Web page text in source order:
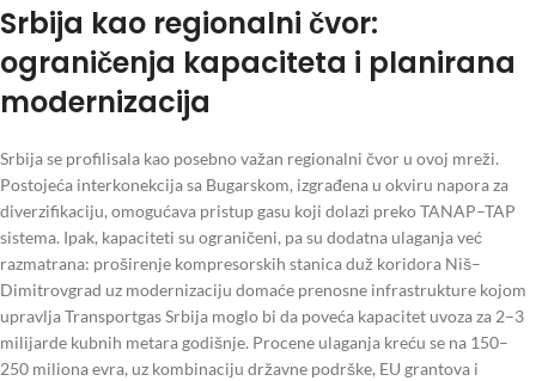
Srbija kao regionalni čvor:
ograničenja kapaciteta i planirana
modernizacija
Srbija se profilisala kao posebno važan regionalni čvor u ovoj mreži.
Postojeća interkonekcija sa Bugarskom, izgrađena u okviru napora za
diverzifikaciju, omogućava pristup gasu koji dolazi preko TANAP–TAP
sistema. Ipak, kapaciteti su ograničeni, pa su dodatna ulaganja već
razmatrana: proširenje kompresorskih stanica duž koridora Niš–
Dimitrovgrad uz modernizaciju domaće prenosne infrastrukture kojom
upravlja Transportgas Srbija moglo bi da poveća kapacitet uvoza za 2–3
milijarde kubnih metara godišnje. Procene ulaganja kreću se na 150–
250 miliona evra, uz kombinaciju državne podrške, EU grantova i